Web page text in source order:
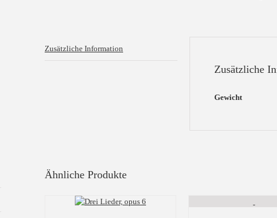
Zusätzliche Information
Zusätzliche
Gewicht
Ähnliche Produkte